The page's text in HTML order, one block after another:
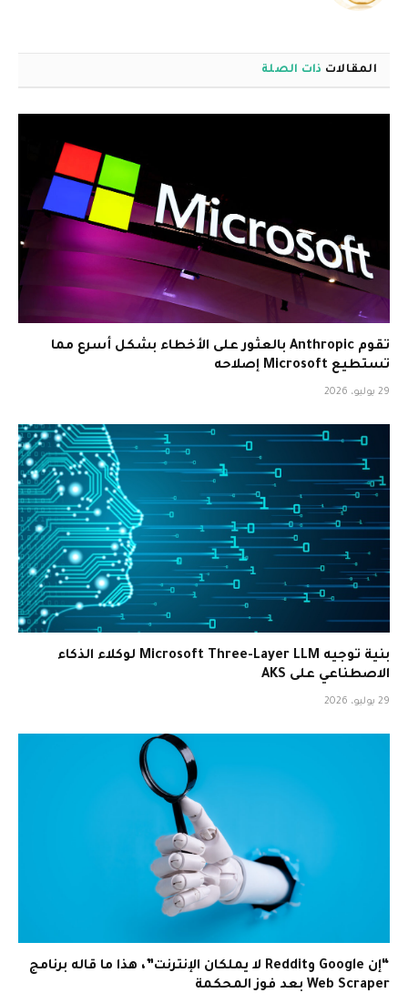
المقالات ذات الصلة
تقوم Anthropic بالعثور على الأخطاء بشكل أسرع مما
تستطيع Microsoft إصلاحه
29 يوليو، 2026
بنية توجيه Microsoft Three-Layer LLM لوكلاء الذكاء
الاصطناعي على AKS
29 يوليو، 2026
“إن Google وReddit لا يملكان الإنترنت”، هذا ما قاله برنامج
Web Scraper بعد فوز المحكمة